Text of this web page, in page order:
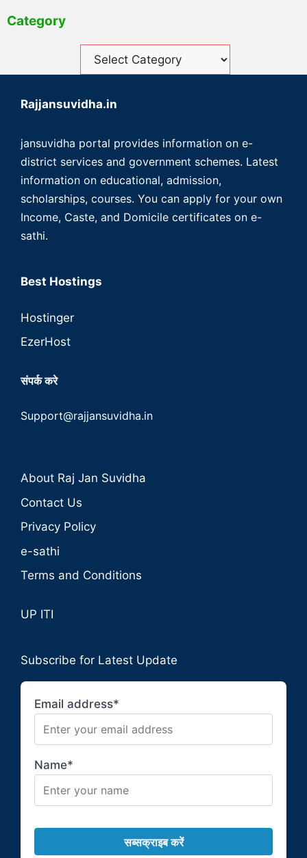
Category
Rajjansuvidha.in
jansuvidha portal provides information on e-
district services and government schemes. Latest
information on educational, admission,
scholarships, courses. You can apply for your own
Income, Caste, and Domicile certificates on e-
sathi.
Best Hostings
Hostinger
EzerHost
संपर्क करे
Support@rajjansuvidha.in
About Raj Jan Suvidha
Contact Us
Privacy Policy
e-sathi
Terms and Conditions
UP ITI
Subscribe for Latest Update
Email address*
Name*